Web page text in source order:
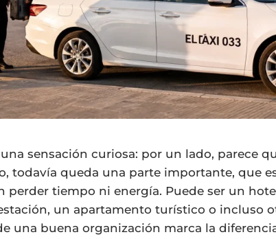
sensación curiosa: por un lado, parece
todavía queda una parte importante, que
perder tiempo ni energía. Puede ser un
un apartamento turístico o incluso
una buena organización marca la